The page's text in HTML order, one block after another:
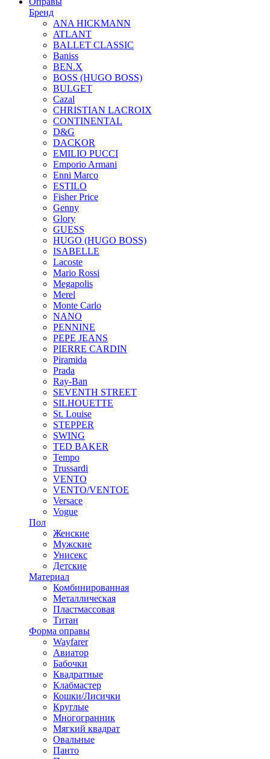
Бренд
ANA HICKMANN
ATLANT
BALLET CLASSIC
Baniss
BEN.X
BOSS (HUGO BOSS)
BULGET
Cazal
CHRISTIAN LACROIX
CONTINENTAL
D&G
DACKOR
EMILIO PUCCI
Emporio Armani
Enni Marco
ESTILO
Fisher Price
Genny
Glory
GUESS
HUGO (HUGO BOSS)
ISABELLE
Lacoste
Mario Rossi
Megapolis
Merel
Monte Carlo
NANO
PENNINE
PEPE JEANS
PIERRE CARDIN
Piramida
Prada
Ray-Ban
SEVENTH STREET
SILHOUETTE
St. Louise
STEPPER
SWING
TED BAKER
Tempo
Trussardi
VENTO
VENTO/VENTOE
Versace
Vogue
Пол
Женские
Мужские
Унисекс
Детские
Материал
Комбинированная
Металлическая
Пластмассовая
Титан
Форма оправы
Wayfarer
Авиатор
Бабочки
Квадратные
Клабмастер
Кошки/Лисички
Круглые
Многогранник
Мягкий квадрат
Овальные
Панто